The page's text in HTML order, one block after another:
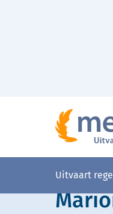
Uitvaart
Home
>
Lees